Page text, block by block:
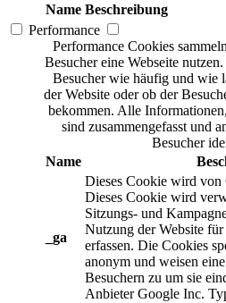
Name Beschreibung
Performance
Performance Cookies
Besucher eine Webseite
Besucher wie häufig und wie
der Website oder ob der
bekommen. Alle
sind zusammengefasst und
Besucher
Name
_ga
Dieses Cookie wird
Dieses Cookie wird
Sitzungs- und
Nutzung der Website
erfassen. Die Cookies
anonym und weisen
Besuchern zu um sie
Anbieter Google Inc.